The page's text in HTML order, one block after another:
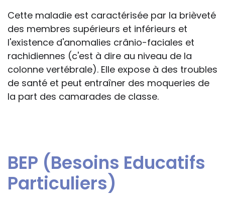
Cette maladie est caractérisée par la brièveté
des membres supérieurs et inférieurs et
l'existence d'anomalies crânio-faciales et
rachidiennes (c'est à dire au niveau de la
colonne vertébrale). Elle expose à des troubles
de santé et peut entraîner des moqueries de
la part des camarades de classe.
BEP (Besoins Educatifs
Particuliers)